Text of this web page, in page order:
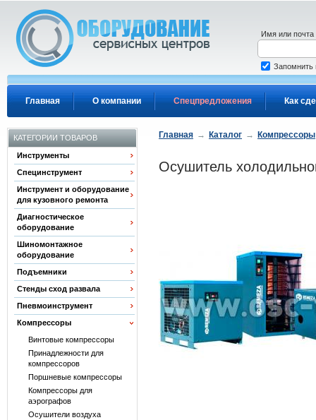
Главная О компании Спецпредложения Как
Имя или почта
Запомнить
КАТЕГОРИИ ТОВАРОВ
Инструменты
Специнструмент
Инструмент и оборудование
для кузовного ремонта
Диагностическое
оборудование
Шиномонтажное
оборудование
Подъемники
Стенды сход развала
Пневмоинструмент
Компрессоры
Винтовые компрессоры
Принадлежности для
компрессоров
Поршневые компрессоры
Компрессоры для
аэрографов
Осушители воздуха
Главная → Каталог → Компрессоры
Осушитель